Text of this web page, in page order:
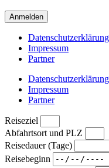
Anmelden
Datenschutzerklärung
Impressum
Partner
Datenschutzerklärung
Impressum
Partner
Reiseziel
Abfahrtsort und PLZ
Reisedauer (Tage)
Reisebeginn